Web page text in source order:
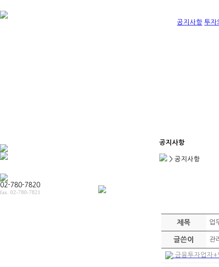
공지사항 투자
02-780-7820
fax. 02-780-7821
공지사항
> 공지사항
제목 업
글쓴이 관
금융투자업자